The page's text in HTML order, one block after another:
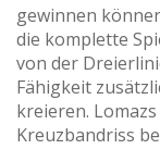
gewinnen
die komplette
von der
Fähigkeit
kreieren.
Kreuzbandriss